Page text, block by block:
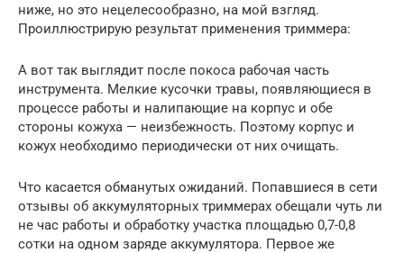
ниже, но это нецелесообразно, на мой взгляд.
Проиллюстрирую результат применения триммера:
А вот так выглядит после покоса рабочая часть
инструмента. Мелкие кусочки травы, появляющиеся в
процессе работы и налипающие на корпус и обе
стороны кожуха — неизбежность. Поэтому корпус и
кожух необходимо периодически от них очищать.
Что касается обманутых ожиданий. Попавшиеся в сети
отзывы об аккумуляторных триммерах обещали чуть ли
не час работы и обработку участка площадью 0,7-0,8
сотки на одном заряде аккумулятора. Первое же